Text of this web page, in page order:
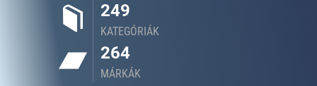
249
KATEGÓRIÁK
264
MÁRKÁK